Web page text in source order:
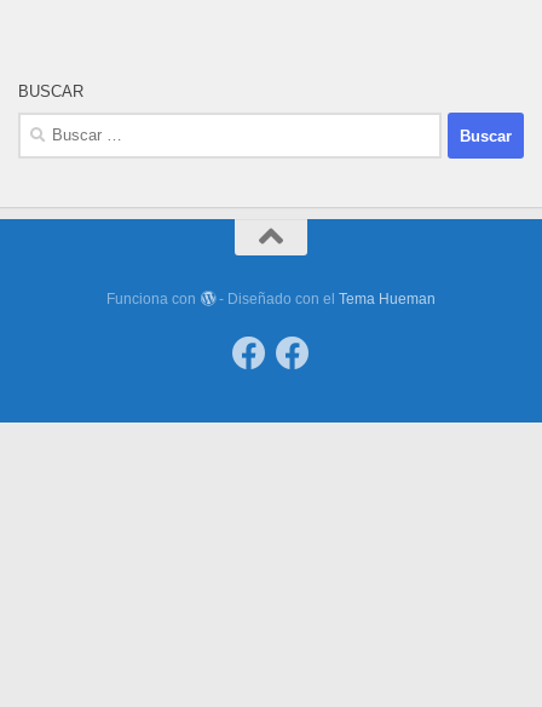
BUSCAR
Buscar:
Funciona con - Diseñado con el Tema Hueman